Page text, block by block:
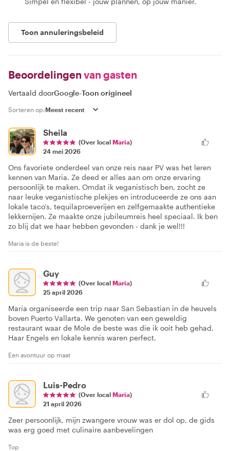
Toon annuleringsbeleid
Beoordelingen van gasten
Vertaald doorGoogle-Toon origineel
Sorteren op:
Sheila
(Over local Maria)
24 mei 2026
Ons favoriete onderdeel van onze reis naar PV was het leren
kennen van Maria. Ze deed er alles aan om onze ervaring
persoonlijk te maken. Omdat ik veganistisch ben, zocht ze
naar leuke veganistische plekjes en introduceerde ze ons aan
lokale taco's, tequilaproeverijen en zelfgemaakte authentieke
lekkernijen. Ze maakte onze jubileumreis heel speciaal. Ik ben
zo blij dat we haar hebben gevonden - dank je wel!!!
Maria is de beste!
Guy
(Over local Maria)
25 april 2026
María organiseerde een trip naar San Sebastian in de heuvels
boven Puerto Vallarta. We genoten van een geweldig
restaurant waar de Mole de beste was die ik ooit heb gehad.
Haar Engels en lokale kennis waren perfect.
Een avontuur op maat
Luis-Pedro
(Over local Maria)
21 april 2026
Zeer persoonlijk, mijn zwangere vrouw was er dol op, de gids
was erg goed met culinaire aanbevelingen
Top